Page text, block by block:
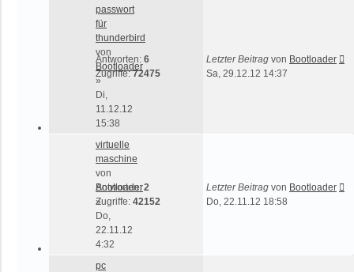
passwort
für
thunderbird
von
Bootloader
»
Di,
11.12.12
15:38
Antworten: 6
Zugriffe:72475
Letzter Beitrag von Bootloader
Sa, 29.12.12 14:37
virtuelle
maschine
von
Bootloader
»
Do,
22.11.12
4:32
Antworten:2
Zugriffe: 42152
Letzter Beitrag von Bootloader
Do, 22.11.12 18:58
pc